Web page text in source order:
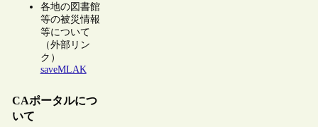
各地の図書館
等の被災情報
等について
（外部リン
ク）
saveMLAK
CAポータルにつ
いて